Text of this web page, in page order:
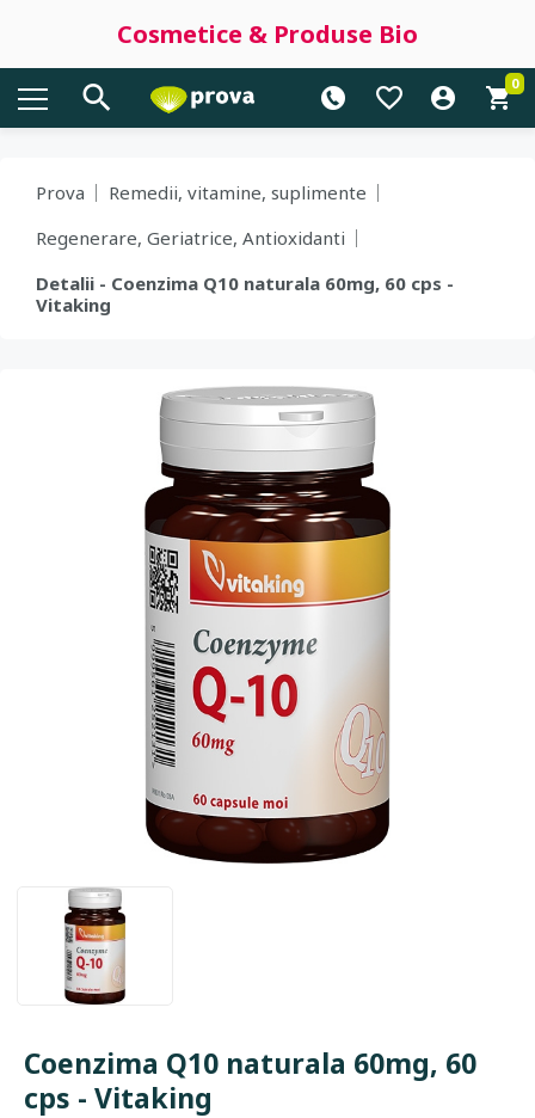
Cosmetice & Produse Bio
0
Prova
Remedii, vitamine, suplimente
Regenerare, Geriatrice, Antioxidanti
Detalii - Coenzima Q10 naturala 60mg, 60 cps -
Vitaking
Coenzima Q10 naturala 60mg, 60
cps - Vitaking